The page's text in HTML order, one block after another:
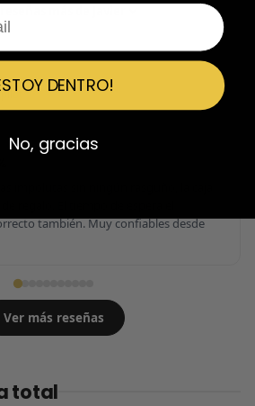
también. Muy confiables desde
Ver más reseñas
total
DENTRO!
No, gracias